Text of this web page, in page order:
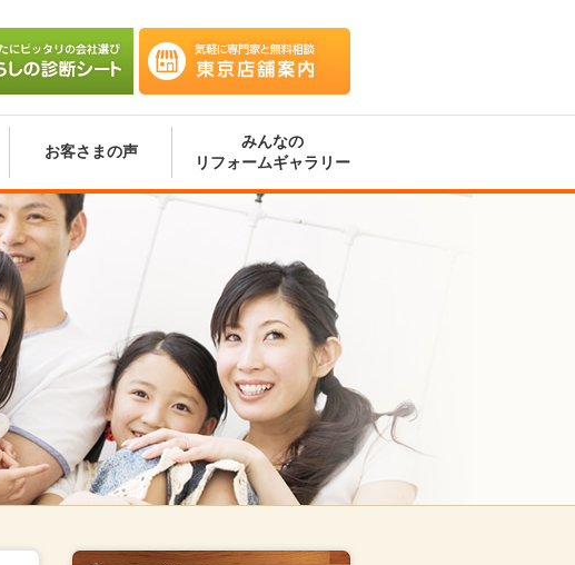
店舗案内
診断シート
お客さまの声
みんなの
リフォームギャラリー